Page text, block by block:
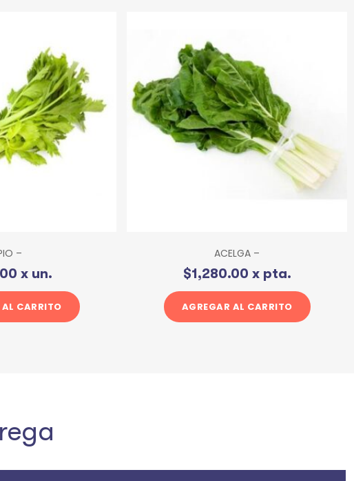
–
x un.
CARRITO
ACELGA –
$1,280.00 x pta.
AGREGAR AL CARRITO